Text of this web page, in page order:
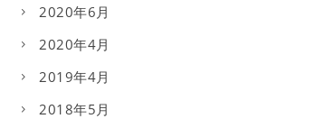
2020年6月
2020年4月
2019年4月
2018年5月